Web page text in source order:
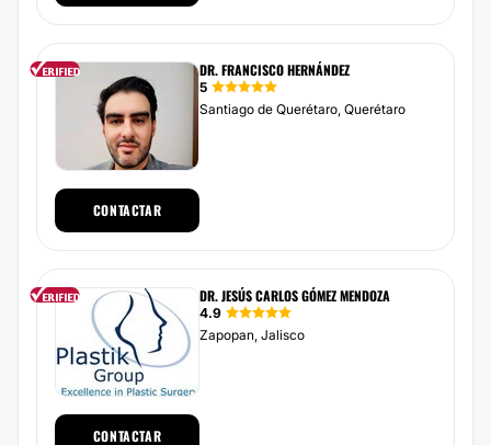
DR. FRANCISCO HERNÁNDEZ
5
Santiago de Querétaro, Querétaro
CONTACTAR
DR. JESÚS CARLOS GÓMEZ MENDOZA
4.9
Zapopan, Jalisco
CONTACTAR